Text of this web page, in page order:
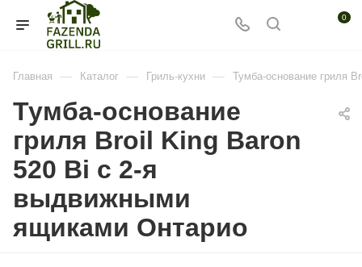
0
Главная — Каталог — Гриль-кухни — Тумба-основание гриля
Тумба-основание
гриля Broil King Baron
520 Bi с 2-я
выдвижными
ящиками Онтарио